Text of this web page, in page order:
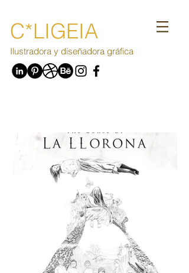
C*LIGEIA
Ilustradora y diseñadora gráfica